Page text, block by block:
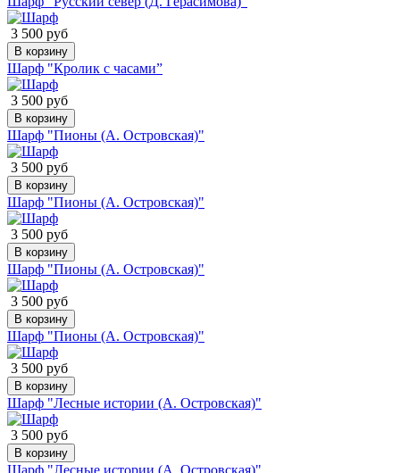
3 500 руб
В корзину
Шарф "Кролик с часами”
3 500 руб
В корзину
Шарф "Пионы (А. Островская)"
3 500 руб
В корзину
Шарф "Пионы (А. Островская)"
3 500 руб
В корзину
Шарф "Пионы (А. Островская)"
3 500 руб
В корзину
Шарф "Пионы (А. Островская)"
3 500 руб
В корзину
Шарф "Лесные истории (А. Островская)"
3 500 руб
В корзину
Шарф "Лесные истории (А. Островская)"